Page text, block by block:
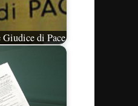
di Pace